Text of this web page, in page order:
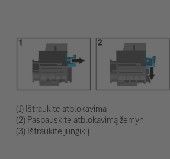
(1) Ištraukite atblokavimą
(2) Paspauskite atblokavimą žemyn
(3) Ištraukite jungiklį